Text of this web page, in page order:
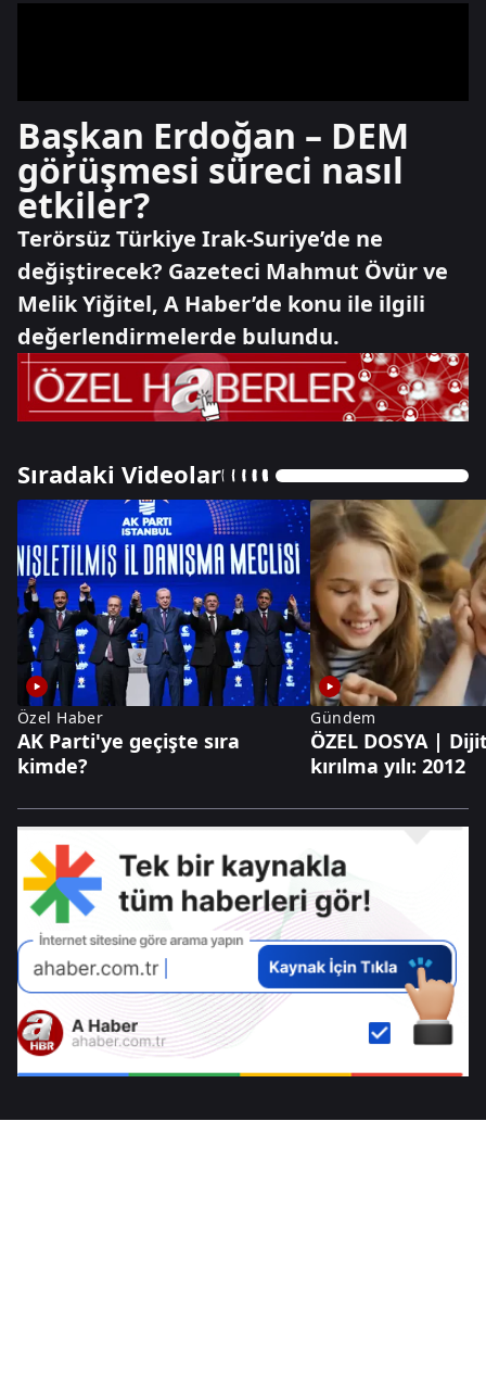
Başkan Erdoğan – DEM
görüşmesi süreci nasıl
etkiler?
Terörsüz Türkiye Irak-Suriye’de ne
değiştirecek? Gazeteci Mahmut Övür ve
Melik Yiğitel, A Haber’de konu ile ilgili
değerlendirmelerde bulundu.
Sıradaki Videolar
Özel Haber
AK Parti'ye geçişte sıra
kimde?
Gündem
ÖZEL DOSYA |
kırılma yılı: 2012